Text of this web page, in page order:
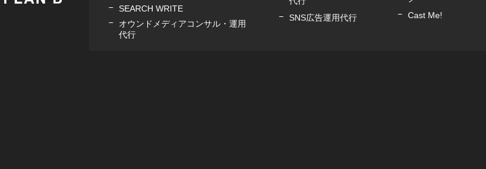
SEARCH WRITE
オウンドメディアコンサル・運用
代行
SNS広告運用代行
Cast Me!